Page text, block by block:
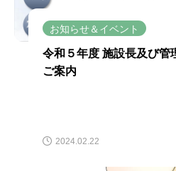
お知らせ＆イベント
令和５年度 施設長及び管
ご案内
2024.02.22